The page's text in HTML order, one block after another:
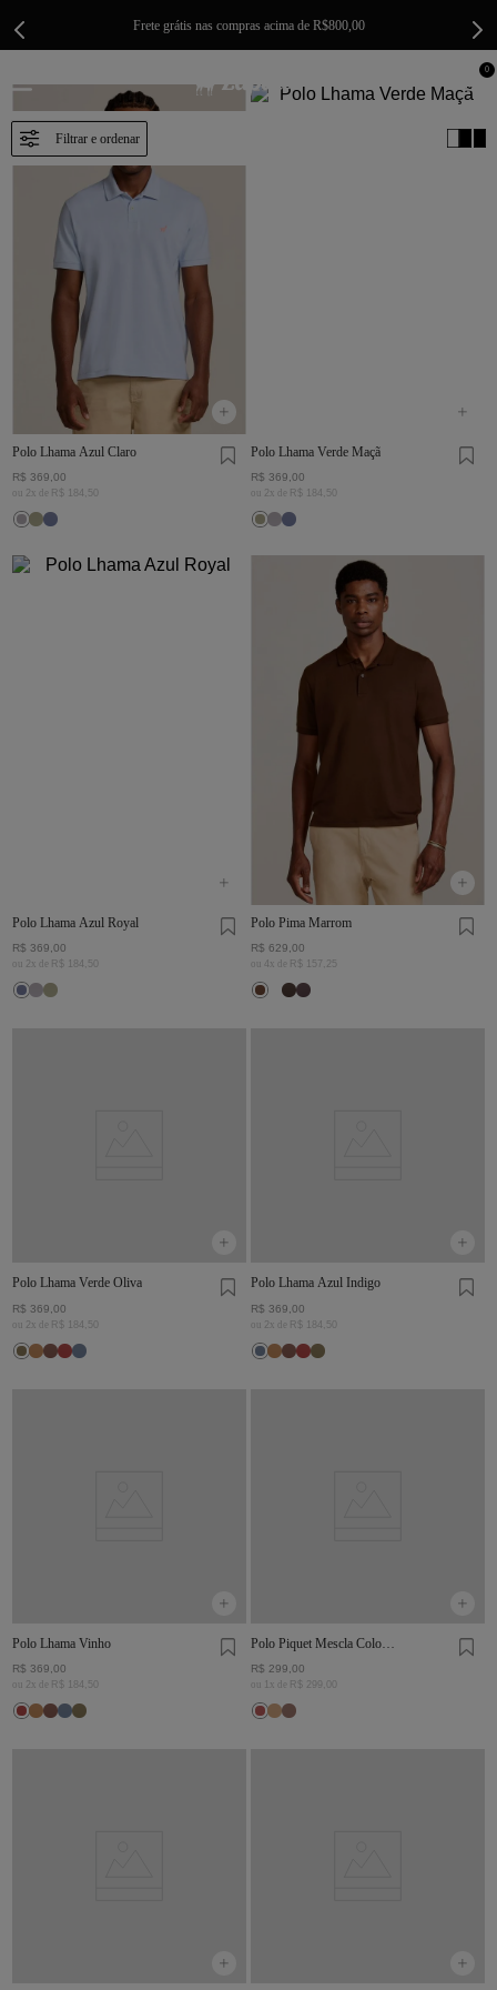
Frete grátis nas compras acima de R$800,00
0
Polo Lhama Azul Claro
R$ 369 00
ou 2 x de R$ 50
Polo Lhama Verde Maçã
R$ 369 00
ou 2 x de R$ 50
Polo Lhama Azul Royal
R$ 369 00
ou 2 x de R$ 50
Polo Pima Marrom
R$ 629 00
ou x de R$ 157 25
Polo Lhama Verde Oliva
R$ 369 00
ou 2 x de R$ 50
Polo Lhama Azul Indigo
R$ 369 00
ou 2 x de R$ 50
Polo Lhama Vinho
R$ 369 00
ou 2 x de R$ 50
Polo Piquet Mescla Color
R$ 299 00
ou x de R$ 299